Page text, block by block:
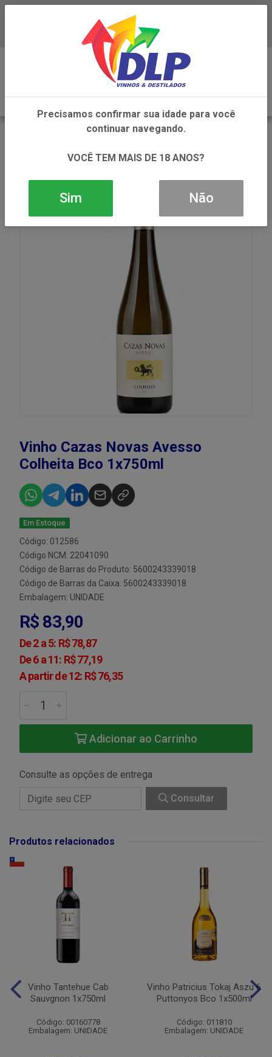
Baixe já o APP da DLP Vinhos
Vinho Cazas Novas Avesso
Colheita Bco 1x750ml
Em Estoque
Código: 012586
Código NCM: 22041090
Código de Barras do Produto: 5600243339018
Código de Barras da Caixa: 5600243339018
Embalagem: UNIDADE
R$ 83,90
De 2 a 5: R$ 78,87
De 6 a 11: R$ 77,19
A partir de 12: R$ 76,35
Adicionar ao Carrinho
Consulte as opções de entrega
Consultar
Produtos relacionados
Vinho Tantehue Cab
Sauvgnon 1x750ml
Código: 00160778
Embalagem: UNIDADE
Vinho Patricius Tokaj Aszu 6
Puttonyos Bco 1x500ml
Código: 011810
Embalagem: UNIDADE
Precisamos confirmar sua idade para você
continuar navegando.
VOCÊ TEM MAIS DE 18 ANOS?
Sim Não